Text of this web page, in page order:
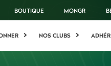
BOUTIQUE MONGR
NOS CLUBS